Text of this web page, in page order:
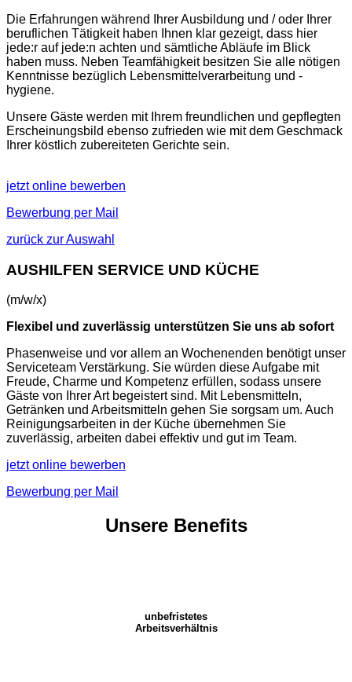
Die Erfahrungen während Ihrer Ausbildung und / oder Ihrer
beruflichen Tätigkeit haben Ihnen klar gezeigt, dass hier
jede:r auf jede:n achten und sämtliche Abläufe im Blick
haben muss. Neben Teamfähigkeit besitzen Sie alle nötigen
Kenntnisse bezüglich Lebensmittelverarbeitung und -
hygiene.
Unsere Gäste werden mit Ihrem freundlichen und gepflegten
Erscheinungsbild ebenso zufrieden wie mit dem Geschmack
Ihrer köstlich zubereiteten Gerichte sein.
jetzt online bewerben
Bewerbung per Mail
zurück zur Auswahl
AUSHILFEN SERVICE UND KÜCHE
(m/w/x)
Flexibel und zuverlässig unterstützen Sie uns ab sofort
Phasenweise und vor allem an Wochenenden benötigt unser
Serviceteam Verstärkung. Sie würden diese Aufgabe mit
Freude, Charme und Kompetenz erfüllen, sodass unsere
Gäste von Ihrer Art begeistert sind. Mit Lebensmitteln,
Getränken und Arbeitsmitteln gehen Sie sorgsam um. Auch
Reinigungsarbeiten in der Küche übernehmen Sie
zuverlässig, arbeiten dabei effektiv und gut im Team.
jetzt online bewerben
Bewerbung per Mail
Unsere Benefits
unbefristetes
Arbeitsverhältnis